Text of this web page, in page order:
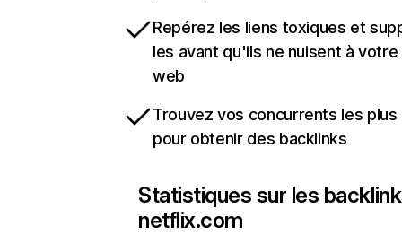
Repérez les liens toxiques et
les avant qu'ils ne nuisent à
web
Trouvez vos concurrents les
pour obtenir des backlinks
Statistiques sur les
netflix.com